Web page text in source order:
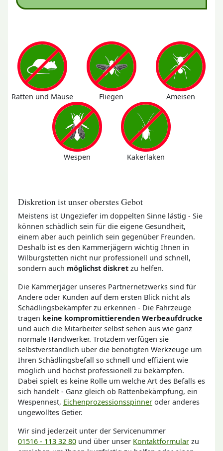
Ratten und Mäuse Fliegen Ameisen
Wespen Kakerlaken
Diskretion ist unser oberstes Gebot
Meistens ist Ungeziefer im doppelten Sinne lästig - Sie
können schädlich sein für die eigene Gesundheit,
einem aber auch peinlich sein gegenüber Freunden.
Deshalb ist es den Kammerjägern wichtig Ihnen in
Wilburgstetten nicht nur professionell und schnell,
sondern auch möglichst diskret zu helfen.
Die Kammerjäger unseres Partnernetzwerks sind für
Andere oder Kunden auf dem ersten Blick nicht als
Schädlingsbekämpfer zu erkennen - Die Fahrzeuge
tragen keine kompromittierenden Werbeaufdrucke
und auch die Mitarbeiter selbst sehen aus wie ganz
normale Handwerker. Trotzdem verfügen sie
selbstverständlich über die benötigten Werkzeuge um
Ihren Schädlingsbefall so schnell und effizient wie
möglich und höchst professionell zu bekämpfen.
Dabei spielt es keine Rolle um welche Art des Befalls es
sich handelt - Ganz gleich ob Rattenbekämpfung, ein
Wespennest, Eichenprozessionsspinner oder anderes
ungewolltes Getier.
Wir sind jederzeit unter der Servicenummer
01516 - 113 32 80 und über unser Kontaktformular zu